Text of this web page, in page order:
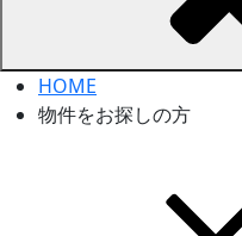
HOME
物件をお探しの方